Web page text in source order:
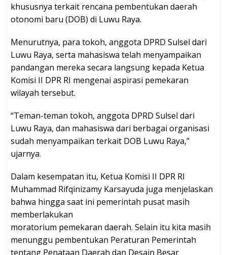
khususnya terkait rencana pembentukan daerah
otonomi baru (DOB) di Luwu Raya.
Menurutnya, para tokoh, anggota DPRD Sulsel dari
Luwu Raya, serta mahasiswa telah menyampaikan
pandangan mereka secara langsung kepada Ketua
Komisi II DPR RI mengenai aspirasi pemekaran
wilayah tersebut.
“Teman-teman tokoh, anggota DPRD Sulsel dari
Luwu Raya, dan mahasiswa dari berbagai organisasi
sudah menyampaikan terkait DOB Luwu Raya,”
ujarnya.
Dalam kesempatan itu, Ketua Komisi II DPR RI
Muhammad Rifqinizamy Karsayuda juga menjelaskan
bahwa hingga saat ini pemerintah pusat masih
memberlakukan
moratorium pemekaran daerah. Selain itu kita masih
menunggu pembentukan Peraturan Pemerintah
tentang Penataan Daerah dan Desain Besar